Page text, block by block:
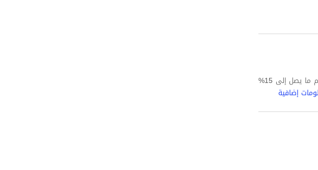
في حال إلغاء الحجز قبل 24 ساعة على الأقل من تاريخ الوصول، يتم إعادة المبلغ للضيف بعد خصم ما يصل إلى 15%
إضافية